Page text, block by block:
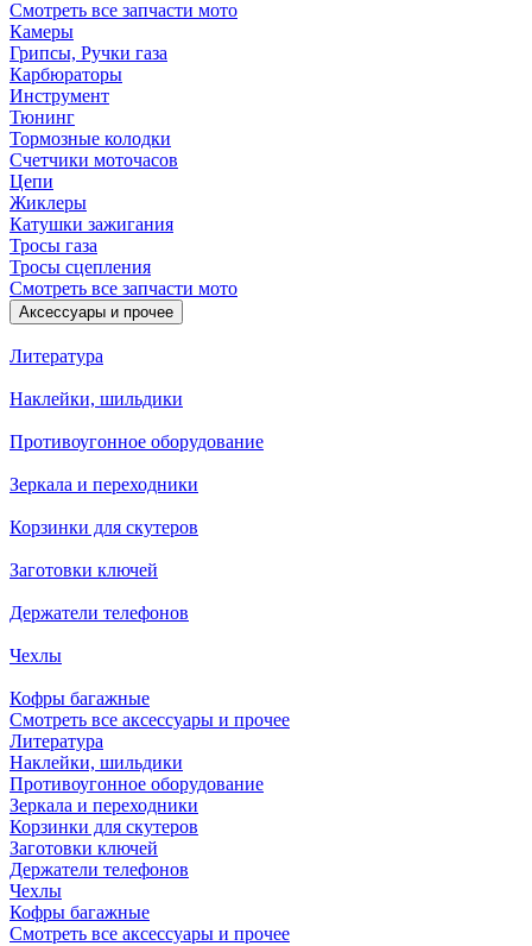
Смотреть все запчасти мото
Камеры
Грипсы, Ручки газа
Карбюраторы
Инструмент
Тюнинг
Тормозные колодки
Счетчики моточасов
Цепи
Жиклеры
Катушки зажигания
Тросы газа
Тросы сцепления
Смотреть все запчасти мото
Аксессуары и прочее
Литература
Наклейки, шильдики
Противоугонное оборудование
Зеркала и переходники
Корзинки для скутеров
Заготовки ключей
Держатели телефонов
Чехлы
Кофры багажные
Смотреть все аксессуары и прочее
Литература
Наклейки, шильдики
Противоугонное оборудование
Зеркала и переходники
Корзинки для скутеров
Заготовки ключей
Держатели телефонов
Чехлы
Кофры багажные
Смотреть все аксессуары и прочее